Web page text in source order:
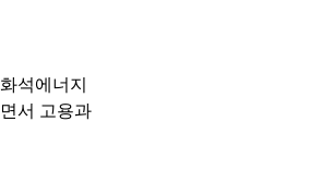
석에너지
서 고용과